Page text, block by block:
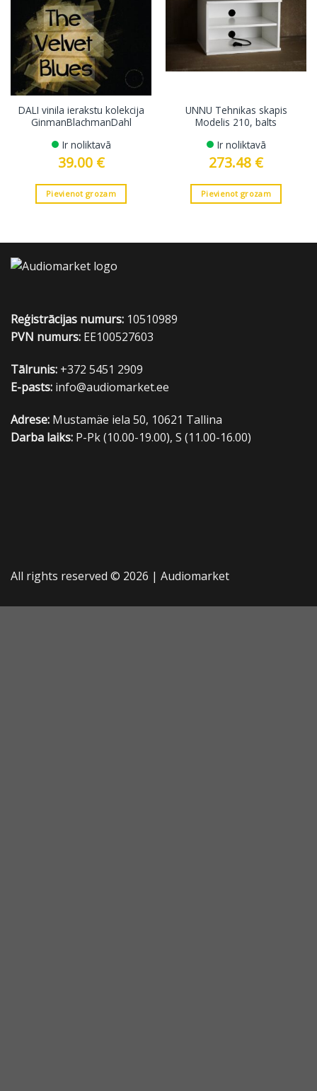
DALI vinila ierakstu kolekcija
GinmanBlachmanDahl
Ir noliktavā
39.00 €
Pievienot grozam
UNNU Tehnikas skapis
Modelis 210, balts
Ir noliktavā
273.48 €
Pievienot grozam
Reģistrācijas numurs: 10510989
PVN numurs: EE100527603
Tālrunis: +372 5451 2909
E-pasts: info@audiomarket.ee
Adrese: Mustamäe iela 50, 10621 Tallina
Darba laiks: P-Pk (10.00-19.00), S (11.00-16.00)
All rights reserved © 2026 | Audiomarket